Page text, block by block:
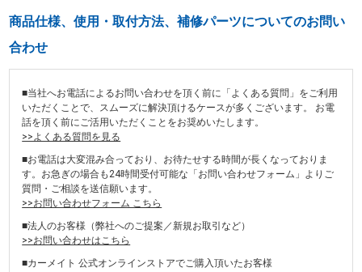
商品仕様、使用・取付方法、補修パーツについてのお問い
合わせ
■当社へお電話によるお問い合わせを頂く前に「よくある質問」をご利用
いただくことで、スムーズに解決頂けるケースが多くございます。 お電
話を頂く前にご活用いただくことをお奨めいたします。
>>よくある質問を見る
■お電話は大変混み合っており、お待たせする時間が長くなっておりま
す。お急ぎの場合も24時間受付可能な「お問い合わせフォーム」よりご
質問・ご相談を送信願います。
>>お問い合わせフォーム こちら
■法人のお客様（弊社へのご提案／新規お取引など）
>>お問い合わせはこちら
■カーメイト 公式オンラインストアでご購入頂いたお客様